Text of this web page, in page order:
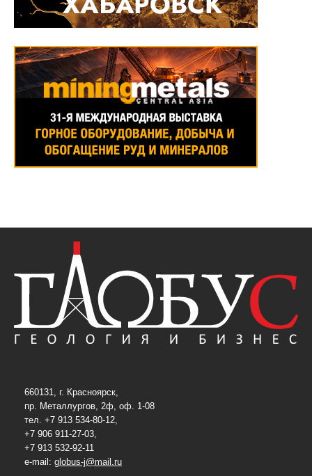
660131, г. Красноярск,
пр. Металлургов, 2ф, оф. 1-08
тел. +7 913 534-80-12,
+7 906 911-27-03,
+7 913 532-92-11
e-mail: globus-j@mail.ru